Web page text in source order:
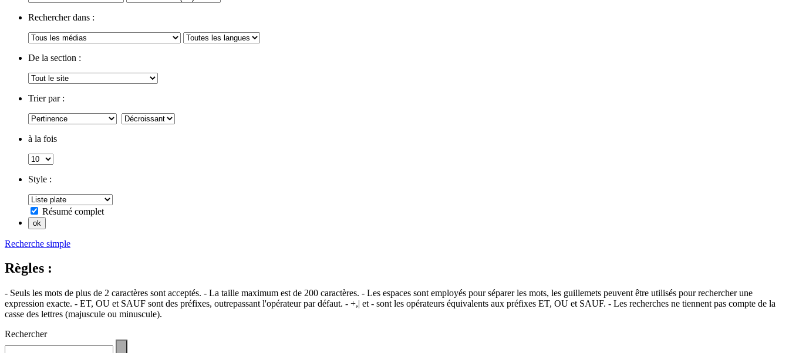
Rechercher dans :
De la section :
Trier par :
à la fois
Style :
Résumé complet
Recherche simple
Règles :
- Seuls les mots de plus de 2 caractères sont acceptés. - La taille maximum est de 200 caractères. - Les espaces sont employés pour séparer les mots, les guillemets peuvent être utilisés pour rechercher une
expression exacte. - ET, OU et SAUF sont des préfixes, outrepassant l'opérateur par défaut. - +,| et - sont les opérateurs équivalents aux préfixes ET, OU et SAUF. - Les recherches ne tiennent pas compte de la
casse des lettres (majuscule ou minuscule).
Rechercher